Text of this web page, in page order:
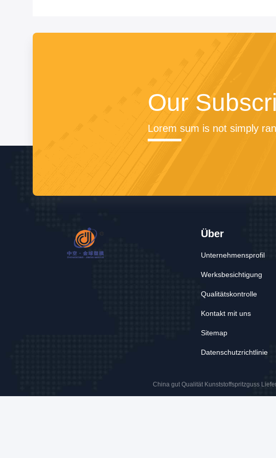
Our
Lorem sum is not simply
Über
Unternehmensprofil
Werksbesichtigung
Qualitätskontrolle
Kontakt mit uns
Sitemap
Datenschutzrichtlinie
China gut Qualität Kunststoffspritzguss